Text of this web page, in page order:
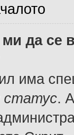
да се
има
статус.